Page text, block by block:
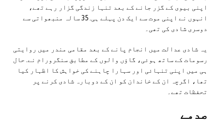
اپنی بیوی کے گزر جانے کے بعد تنہا زندگی گزار رہے تھے،
انہوں نے اپنی موت سے ایک دن پہلے ہی. 35 سالہ منبھواتی سے
دوسری شادی کی تھی۔
یہ شادی عدالت میں انجام پانے کے بعد مقامی مندر میں روایتی
رسومات کے ساتھ ہوئی، گاؤں والوں کے مطابق سنگرورام نے. حال
ہی میں اپنی تنہائی اور سہارا چاہنے کی خواہش کا اظہار کیا
تھا، اگرچہ ان کے خاندان کو ان کے دوبارہ شادی کرنے پر
تحفظات تھے۔
صدمے